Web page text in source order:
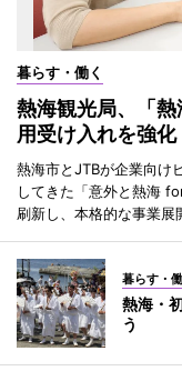
暮らす・働く
熱海観光局、「
用受け入れを強化
熱海市とJTBが企業向け
してきた「意外と熱海
刷新し、本格的な事業展
暮らす・
熱海・
う